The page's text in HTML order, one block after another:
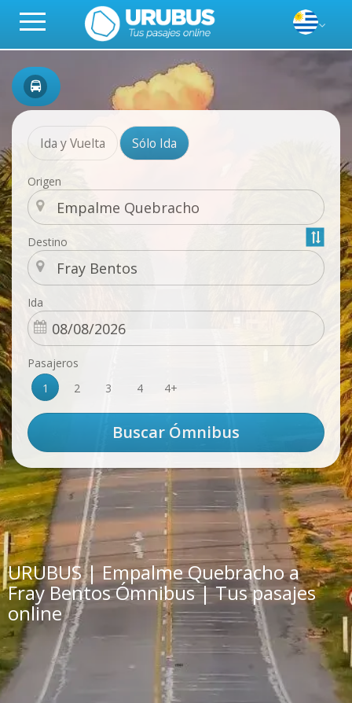
Ida y Vuelta Sólo Ida
Origen
Destino
Ida
Pasajeros
1
2 3 4 4+
URUBUS | Empalme Quebracho a
Fray Bentos Ómnibus | Tus pasajes
online